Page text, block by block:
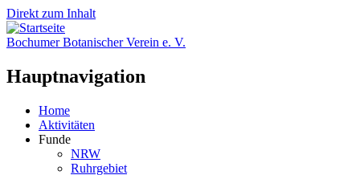
Direkt zum Inhalt
Bochumer Botanischer Verein e. V.
Hauptnavigation
Home
Aktivitäten
Funde
NRW
Ruhrgebiet